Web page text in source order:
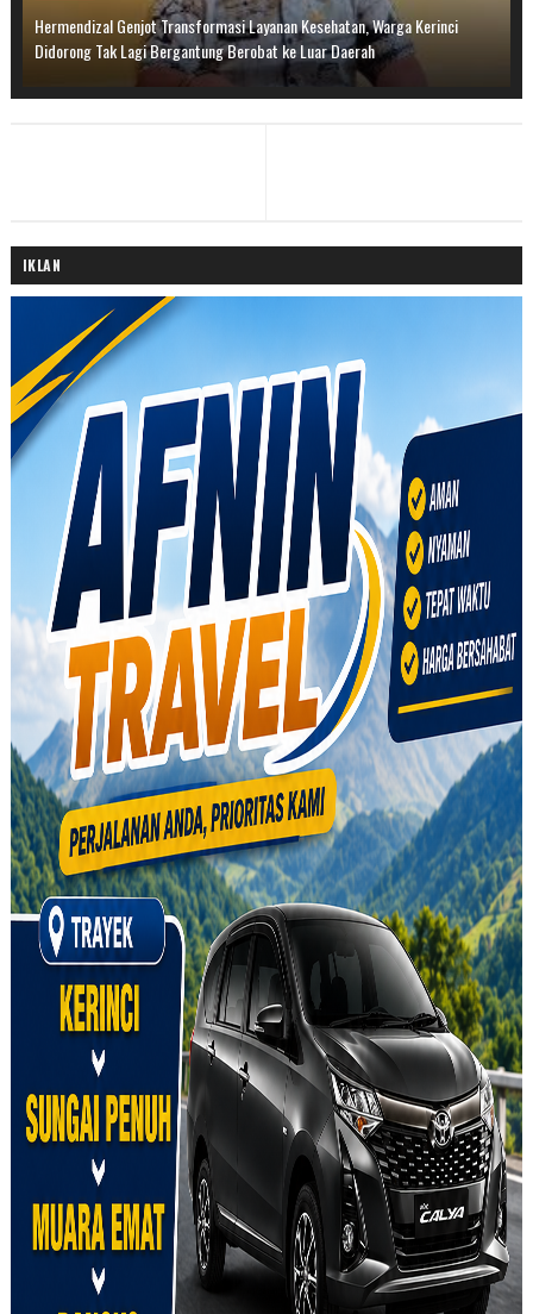
Hermendizal Genjot Transformasi Layanan Kesehatan, Warga Kerinci
Didorong Tak Lagi Bergantung Berobat ke Luar Daerah
IKLAN